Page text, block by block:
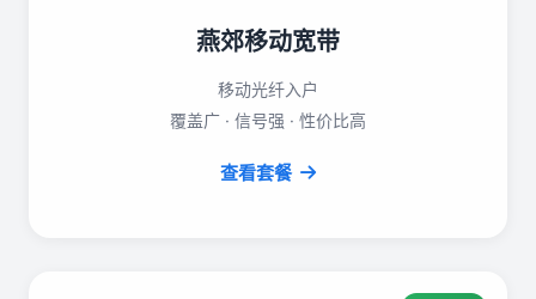
燕郊移动宽带
移动光纤入户
覆盖广 · 信号强 · 性价比高
查看套餐